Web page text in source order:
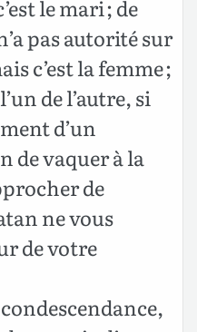
le mari ; de
pas autorité sur
c’est la femme ;
de l’autre, si
d’un
de vaquer à la
de
ne vous
de votre